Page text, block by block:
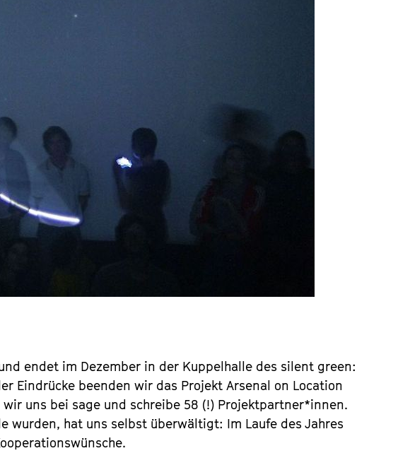
endet im Dezember in der Kuppelhalle des silent green:
Eindrücke beenden wir das Projekt Arsenal on Location
uns bei sage und schreibe 58 (!) Projektpart­ne­r*innen.
wurden, hat uns selbst überwältigt: Im Laufe des Jahres